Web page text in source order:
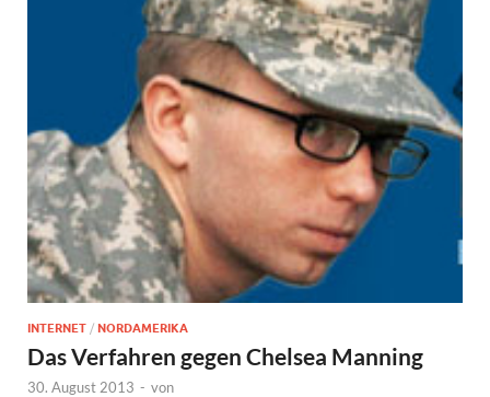
INTERNET / NORDAMERIKA
Das Verfahren gegen Chelsea Manning
30. August 2013 - von